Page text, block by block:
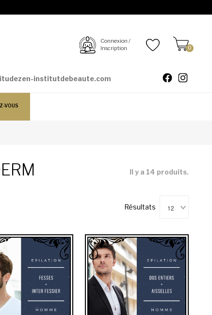
institutdebeaute.com
Connexion /
Inscription
0
VOUS
Il y a 14 produits.
Résultats